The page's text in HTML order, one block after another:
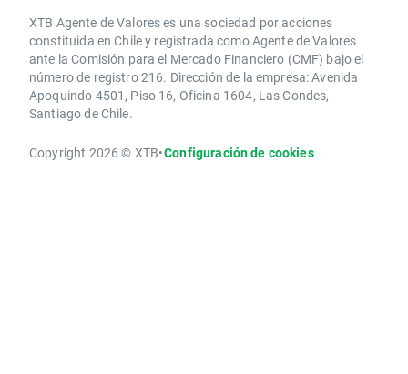
XTB Agente de Valores es una sociedad por acciones
constituida en Chile y registrada como Agente de Valores
ante la Comisión para el Mercado Financiero (CMF) bajo el
número de registro 216. Dirección de la empresa: Avenida
Apoquindo 4501, Piso 16, Oficina 1604, Las Condes,
Santiago de Chile.
Copyright 2026 © XTB•Configuración de cookies